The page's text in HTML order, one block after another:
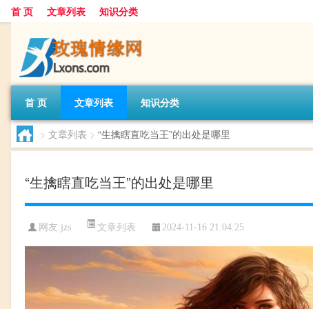
首 页 文章列表 知识分类
首 页 文章列表 知识分类
> 文章列表 > “生擒瞎直吃当王”的出处是哪里
“生擒瞎直吃当王”的出处是哪里
网友:jzs 文章列表 2024-11-16 21:04:25